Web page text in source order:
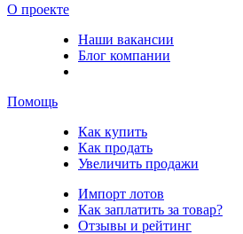
О проекте
Наши вакансии
Блог компании
Помощь
Как купить
Как продать
Увеличить продажи
Импорт лотов
Как заплатить за товар?
Отзывы и рейтинг